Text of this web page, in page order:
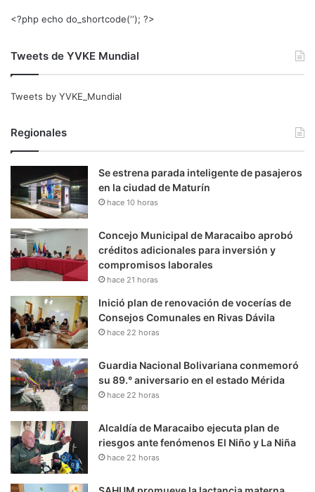
<?php echo do_shortcode(‘‘); ?>
Tweets de YVKE Mundial
Tweets by YVKE_Mundial
Regionales
Se estrena parada inteligente de pasajeros
en la ciudad de Maturín
hace 10 horas
Concejo Municipal de Maracaibo aprobó
créditos adicionales para inversión y
compromisos laborales
hace 21 horas
Inició plan de renovación de vocerías de
Consejos Comunales en Rivas Dávila
hace 22 horas
Guardia Nacional Bolivariana conmemoró
su 89.° aniversario en el estado Mérida
hace 22 horas
Alcaldía de Maracaibo ejecuta plan de
riesgos ante fenómenos El Niño y La Niña
hace 22 horas